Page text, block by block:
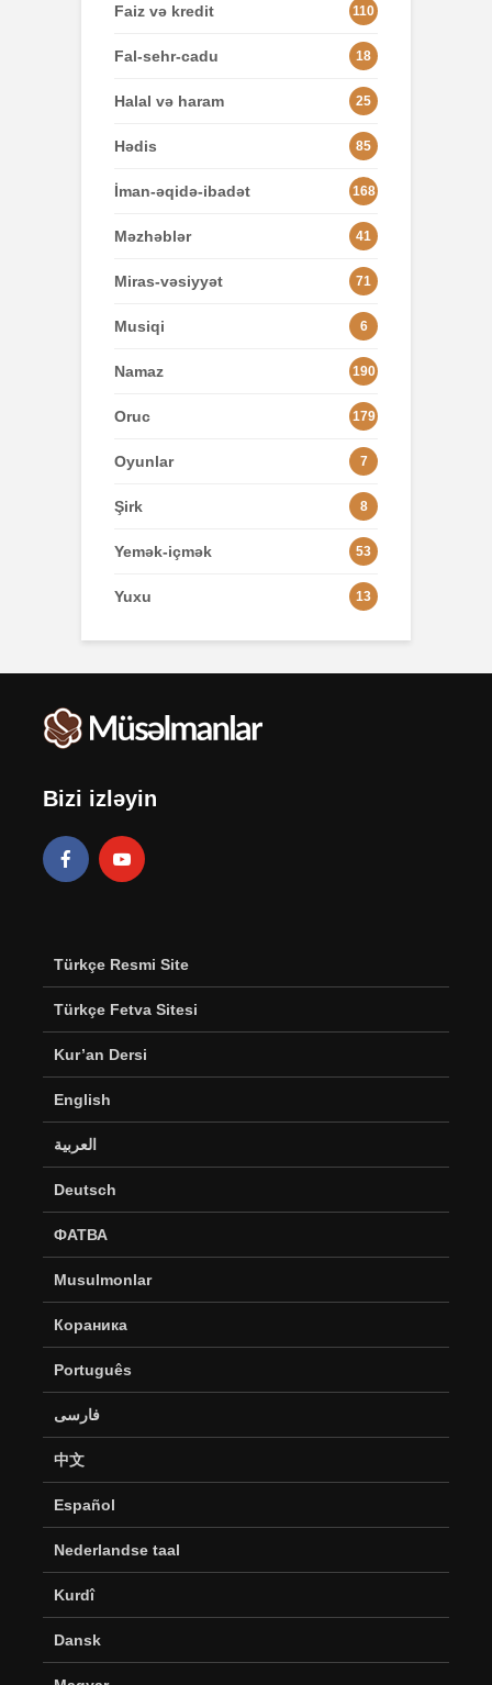
Faiz və kredit 110
Fal-sehr-cadu 18
Halal və haram 25
Hədis 85
İman-əqidə-ibadət 168
Məzhəblər 41
Miras-vəsiyyət 71
Musiqi 6
Namaz 190
Oruc 179
Oyunlar 7
Şirk 8
Yemək-içmək 53
Yuxu 13
Bizi izləyin
Türkçe Resmi Site
Türkçe Fetva Sitesi
Kur’an Dersi
English
العربية
Deutsch
ФАТВА
Musulmonlar
Кораника
Português
فارسی
中文
Español
Nederlandse taal
Kurdî
Dansk